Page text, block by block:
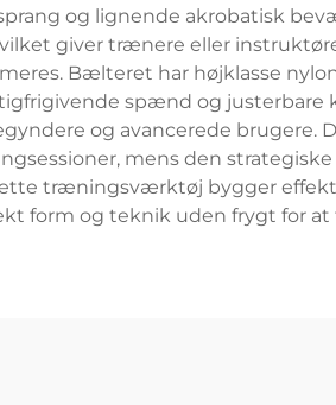
og lignende akrobatisk
giver trænere eller
Bælteret har højklasse
spænd og justerbare
og avancerede brugere.
mens den
træningsværktøj bygger
form og teknik uden frygt for